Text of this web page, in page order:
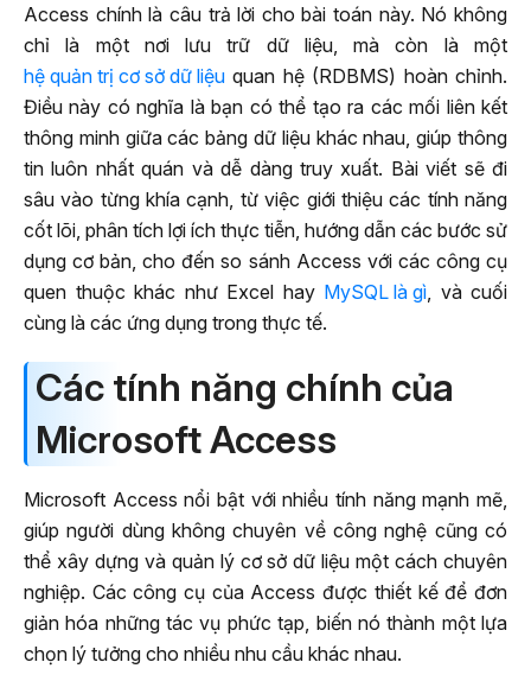
Access chính là câu trả lời cho bài toán này. Nó không
chỉ là một nơi lưu trữ dữ liệu, mà còn là một
hệ quản trị cơ sở dữ liệu quan hệ (RDBMS) hoàn chỉnh.
Điều này có nghĩa là bạn có thể tạo ra các mối liên kết
thông minh giữa các bảng dữ liệu khác nhau, giúp thông
tin luôn nhất quán và dễ dàng truy xuất. Bài viết sẽ đi
sâu vào từng khía cạnh, từ việc giới thiệu các tính năng
cốt lõi, phân tích lợi ích thực tiễn, hướng dẫn các bước sử
dụng cơ bản, cho đến so sánh Access với các công cụ
quen thuộc khác như Excel hay MySQL là gì , và cuối
cùng là các ứng dụng trong thực tế.
Các tính năng chính của
Microsoft Access
Microsoft Access nổi bật với nhiều tính năng mạnh mẽ,
giúp người dùng không chuyên về công nghệ cũng có
thể xây dựng và quản lý cơ sở dữ liệu một cách chuyên
nghiệp. Các công cụ của Access được thiết kế để đơn
giản hóa những tác vụ phức tạp, biến nó thành một lựa
chọn lý tưởng cho nhiều nhu cầu khác nhau.